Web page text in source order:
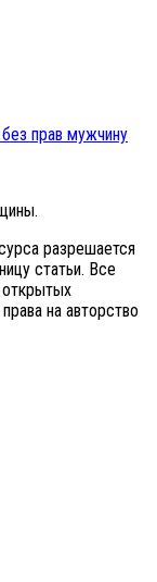
прав мужчину
разрешается
статьи. Все
открытых
на авторство